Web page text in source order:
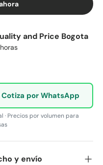
and Price Bogota
por WhatsApp
· Precios por volumen para
y envío